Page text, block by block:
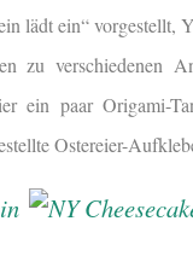
lädt ein“ vorgestellt,
zu verschiedenen
ein paar Origami-
Ostereier-